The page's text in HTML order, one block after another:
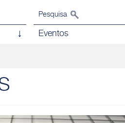
Pesquisa
Eventos